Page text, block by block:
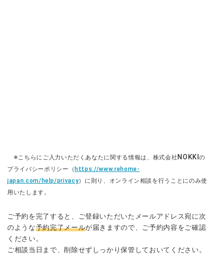
※こちらにご入力いただくあなたに関する情報は、株式会社 NOKKIの
プライバシーポリシー（ https://www.rehome-
japan.com/help/privacy）に則り、オンライン相談を行うことにのみ使
用いたします。
ご予約を完了すると、ご登録いただいたメールアドレス宛に次
のような予約完了メールが届きますので、ご予約内容をご確認
ください。
ご相談当日まで、削除せずしっかり保管しておいてください。